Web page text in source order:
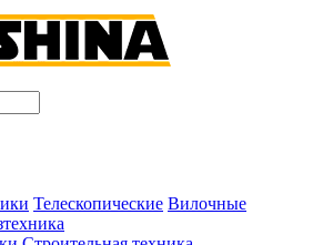
Телескопические Вилочные